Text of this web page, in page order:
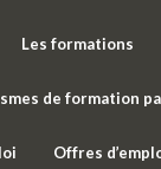
Les formations
de formation
Offres